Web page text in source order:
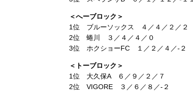
＜へーブロック＞
1位 ブルーソックス ４／４／２／２
2位 蜷川 ３／４／４／０
3位 ホクショーFC １／２／４／-２
＜トーブロック＞
1位 大久保A ６／９／２／７
2位 VIGORE ３／６／８／-２